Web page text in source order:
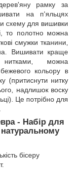
рамку за
на п'яльцях
схему для вишивки
то полотно можна
смужки тканини,
Вишивати краще
можна
кольору в
(притиснути нитку
надлишок воску
Це потрібно для
- Набір для
бісеру